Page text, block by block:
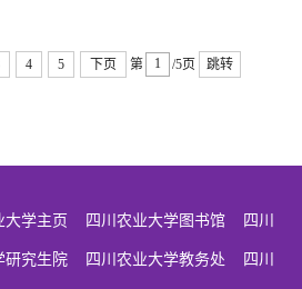
4 5 下页 第 /5页 跳转
大学主页 四川农业大学图书馆
四川
研究生院
四川农业大学教务处
四川